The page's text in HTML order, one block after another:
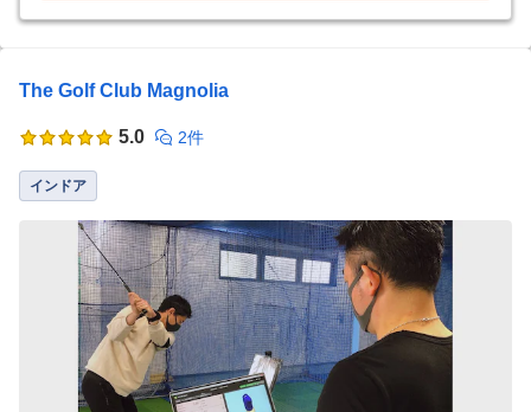
The Golf Club Magnolia
5.0 2件
インドア